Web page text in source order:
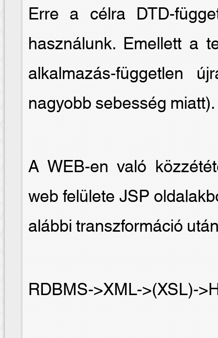
Erre a célra DTD-
használunk. Emellett a
alkalmazás-független
nagyobb sebesség miatt).
A WEB-en való
web felülete JSP
alábbi transzformáció
RDBMS->XML->(XSL)-